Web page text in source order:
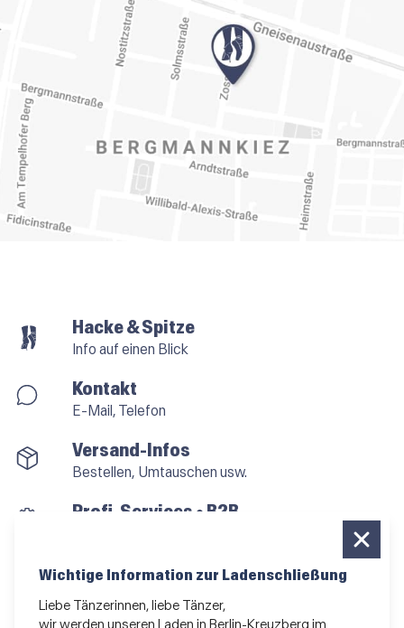
Hacke & Spitze
Info auf einen Blick
Kontakt
E-Mail, Telefon
Versand-Infos
Bestellen, Umtauschen usw.
Profi-Services • B2B
Newsletter bestellen
Wichtige Information zur Ladenschließung
Liebe Tänzerinnen, liebe Tänzer,
wir werden unseren Laden in Berlin-Kreuzberg im